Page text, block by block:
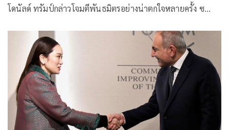
โดนัลด์ ทรัมป์กล่าวโจมตีพันธมิตรอย่างน่าตกใจหลายครั้ง ซ…